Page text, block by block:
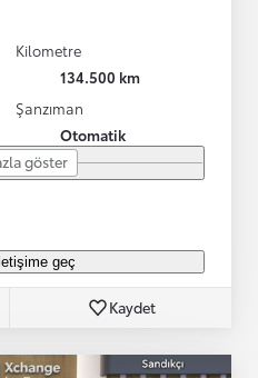
Kilometre
134.500 km
Şanzıman
Otomatik
göster
geç
Kaydet